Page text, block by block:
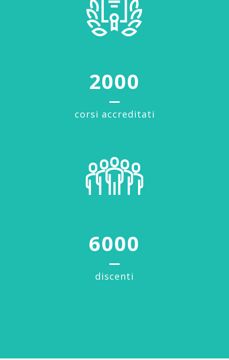
2000
corsi accreditati
6000
discenti